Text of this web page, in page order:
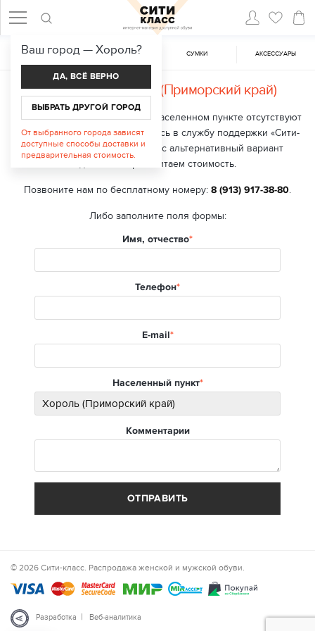
ЖЕНСКАЯ ОБУВЬ МУЖСКАЯ ОБУВЬ CУМКИ АКСЕССУАРЫ
Доставка вХороль (Приморский край)
В настоящий момент в вашем населенном пункте отсутствуют
точки выдачи заказа. Обратитесь в службу поддержки «Сити-
класс», мы подберем для вас альтернативный вариант
доставки и рассчитаем стоимость.
Позвоните нам по бесплатному номеру: 8 (913) 917-38-80.
Либо заполните поля формы:
Имя, отчество
Телефон
E-mail
Населенный пункт
Комментарии
ОТПРАВИТЬ
© 2026 Сити-класс. Распродажа женской и мужской обуви.
Разработка | Веб-аналитика
Ваш город — Хороль?
ДА, ВСЁ ВЕРНО
ВЫБРАТЬ ДРУГОЙ ГОРОД
От выбранного города зависят
доступные способы доставки и
предварительная стоимость.